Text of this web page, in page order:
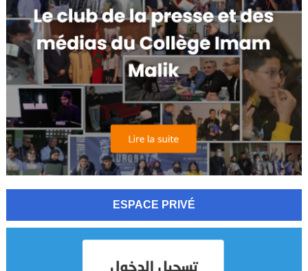
ESPACE PRIVÉ